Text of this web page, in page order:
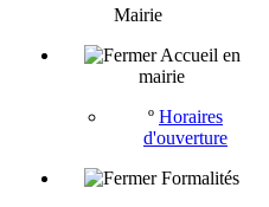
Mairie
Accueil en
mairie
º Horaires
d'ouverture
Formalités